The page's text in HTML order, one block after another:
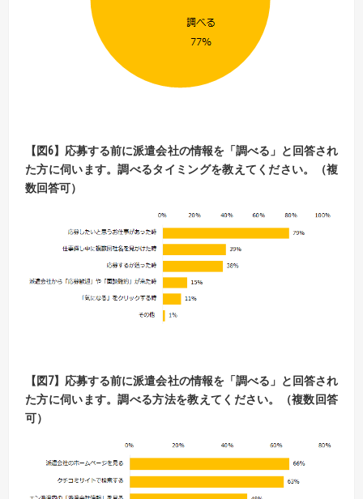
【 図6】 応募する前に派遣会社の情報を「調べる」と回答され
た方に伺います。調べるタイミングを教えてください。（複
数回答可）
【 図7】 応募する前に派遣会社の情報を「調べる」と回答され
た方に伺います。調べる方法を教えてください。（複数回答
可）